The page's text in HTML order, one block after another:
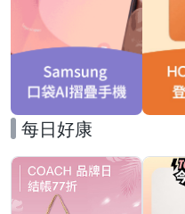
每日好康